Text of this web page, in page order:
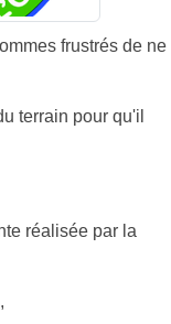
frustrés de ne
terrain pour qu'il
réalisée par la